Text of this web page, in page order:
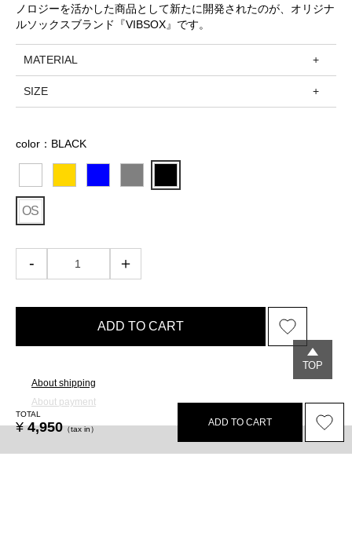
ノロジーを活かした商品として新たに開発されたのが、オリジナ
ルソックスブランド『VIBSOX』です。
MATERIAL
SIZE
color：BLACK
OS
ADD TO CART
About shipping
About payment
TOTAL
¥4,950（tax in）
ADD TO CART
TOP